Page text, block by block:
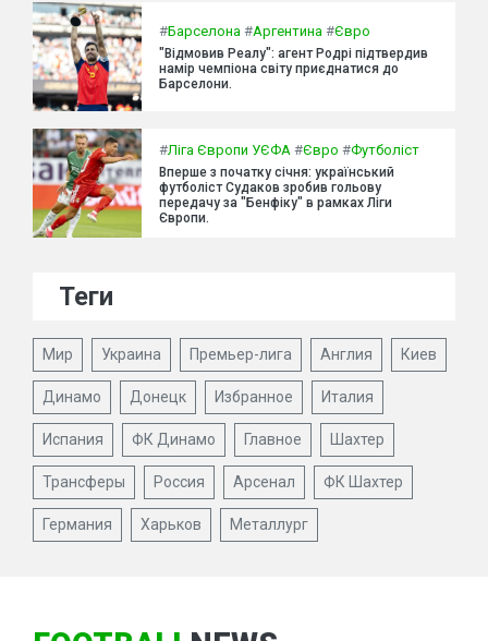
#Барселона #Аргентина #Євро
"Відмовив Реалу": агент Родрі підтвердив
намір чемпіона світу приєднатися до
Барселони.
#Ліга Європи УЄФА #Євро #Футболіст
Вперше з початку січня: український
футболіст Судаков зробив гольову
передачу за "Бенфіку" в рамках Ліги
Європи.
Теги
Мир Украина Премьер-лига Англия Киев
Динамо Донецк Избранное Италия
Испания ФК Динамо Главное Шахтер
Трансферы Россия Арсенал ФК Шахтер
Германия Харьков Металлург